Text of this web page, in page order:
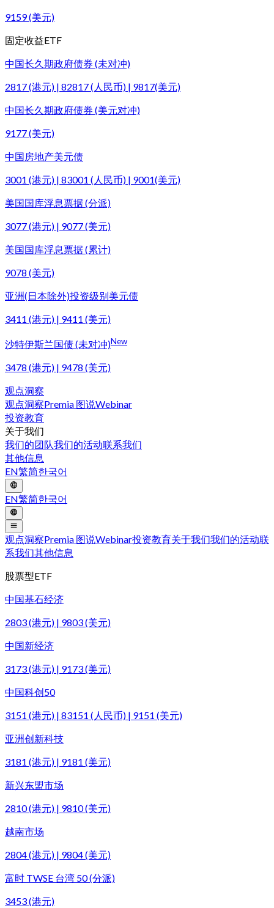
9159 (美元)
固定收益ETF
中国长久期政府债券 (未对冲)
2817 (港元) | 82817 (人民币) | 9817(美元)
中国长久期政府债券 (美元对冲)
9177 (美元)
中国房地产美元债
3001 (港元) | 83001 (人民币) | 9001(美元)
美国国库浮息票据 (分派)
3077 (港元) | 9077 (美元)
美国国库浮息票据 (累计)
9078 (美元)
亚洲(日本除外)投资级别美元债
3411 (港元) | 9411 (美元)
沙特伊斯兰国债 (未对冲)New
3478 (港元) | 9478 (美元)
观点洞察
观点洞察Premia 图说Webinar
投资教育
关于我们
我们的团队我们的活动联系我们
其他信息
EN繁简한국어
EN繁简한국어
观点洞察Premia 图说Webinar投资教育关于我们我们的活动联
系我们其他信息
股票型ETF
中国基石经济
2803 (港元) | 9803 (美元)
中国新经济
3173 (港元) | 9173 (美元)
中国科创50
3151 (港元) | 83151 (人民币) | 9151 (美元)
亚洲创新科技
3181 (港元) | 9181 (美元)
新兴东盟市场
2810 (港元) | 9810 (美元)
越南市场
2804 (港元) | 9804 (美元)
富时 TWSE 台湾 50 (分派)
3453 (港元)